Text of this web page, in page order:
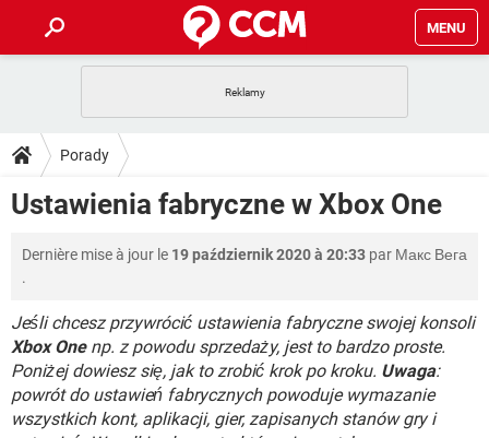
MENU
GRY
SPOTIFY NETFLIX
PORADY
PlayStation
GRY WHATSAPP
SPOTIFY NETFLIX
WINDOWS 10
DO POBRANIA
INSTAGRAM FACEBOOK
WINDOWS 10
FORUM
GRY WHATSAPP
SPOTIFY NETFLIX
INSTAGRAM FACEBOOK
COVID-19 TIKTOK
WHATSAPP
SPOTIFY NETFLIX
Porady
Ustawienia fabryczne w Xbox One
Dernière mise à jour le 19 październik 2020 à 20:33 par Макс Вега
.
Jeśli chcesz przywrócić ustawienia fabryczne swojej konsoli
Xbox Onenp. z powodu sprzedaży, jest to bardzo proste.
Poniżej dowiesz się, jak to zrobić krok po kroku. Uwaga:
powrót do ustawień fabrycznych powoduje wymazanie
wszystkich kont, aplikacji, gier, zapisanych stanów gry i